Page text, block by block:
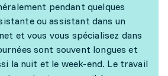
pendant quelques
ou assistant dans un
et vous vous spécialisez dans
sont souvent longues et
la nuit et le week-end. Le travail